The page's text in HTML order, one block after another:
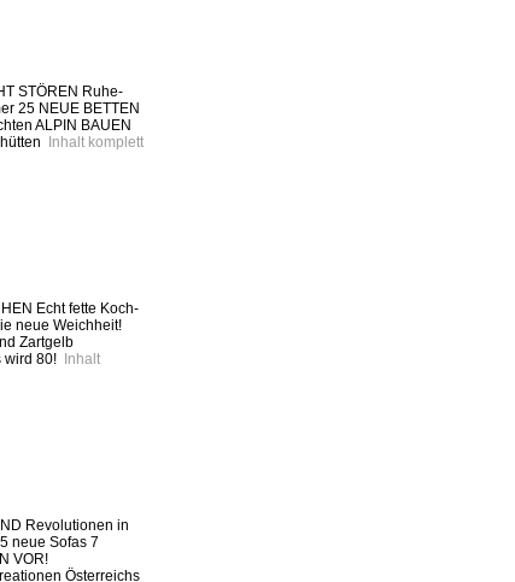
STÖREN Ruhe-
25 NEUE BETTEN
ALPIN BAUEN
Inhalt komplett
Echt fette Koch-
neue Weichheit!
Zartgelb
wird 80!
Inhalt
Revolutionen in
neue Sofas 7
VOR!
Österreichs